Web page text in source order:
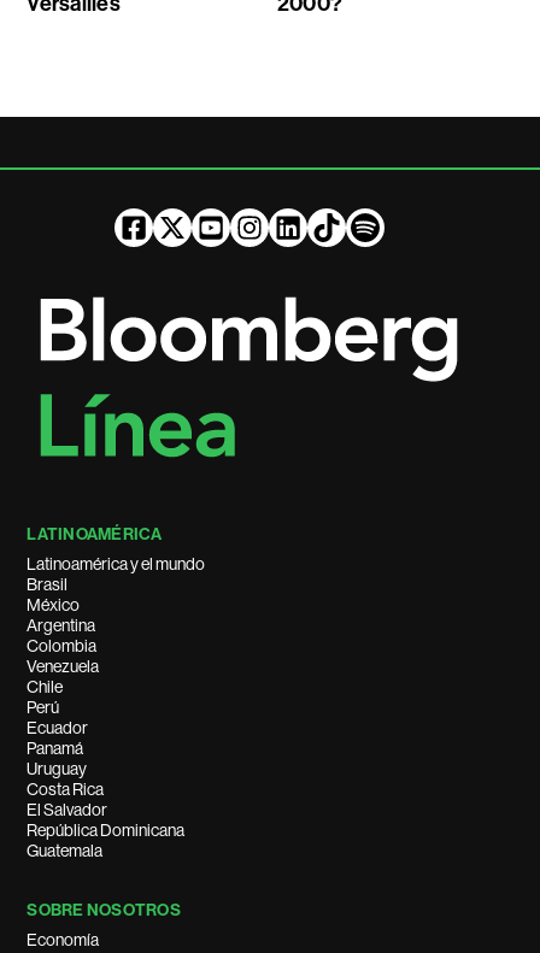
LATINOAMÉRICA
Latinoamérica y el mundo
Brasil
México
Argentina
Colombia
Venezuela
Chile
Perú
Ecuador
Panamá
Uruguay
Costa Rica
El Salvador
República Dominicana
Guatemala
SOBRE NOSOTROS
Economía